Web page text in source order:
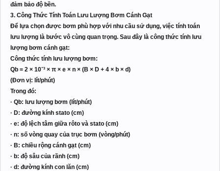
đảm bảo độ bền.
3. Công Thức Tính Toán Lưu Lượng Bơm Cánh Gạt
Để lựa chọn được bơm phù hợp với nhu cầu sử dụng, việc tính toán
lưu lượng là bước vô cùng quan trọng. Sau đây là công thức tính lưu
lượng bơm cánh gạt:
Công thức tính lưu lượng bơm:
Qb = 2 × 10⁻³ × π × e × n × (B × D + 4 × b × d)
(Đơn vị: lít/phút)
Trong đó:
· Qb: lưu lượng bơm (lít/phút)
· D: đường kính stato (cm)
· e: độ lệch tâm giữa rôto và stato (cm)
· n: số vòng quay của trục bơm (vòng/phút)
· B: chiều rộng cánh gạt (cm)
· b: độ sâu của rãnh (cm)
· d: đường kính con lăn (cm)